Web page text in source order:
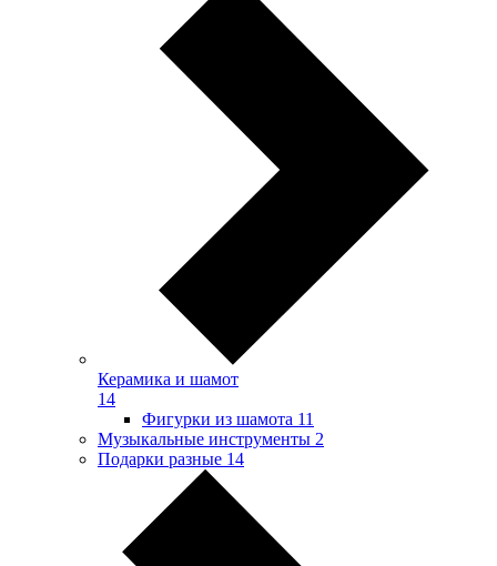
Керамика и шамот
14
Фигурки из шамота 11
Музыкальные инструменты 2
Подарки разные 14